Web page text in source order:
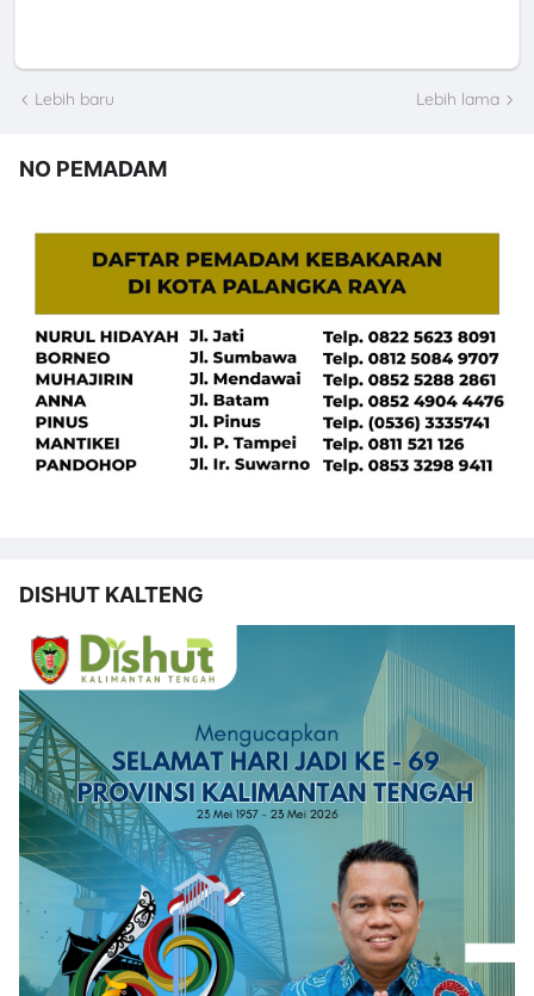
Lebih baru Lebih lama
NO PEMADAM
DISHUT KALTENG